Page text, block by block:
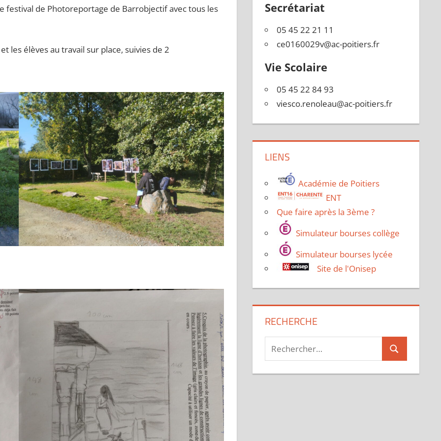
festival de Photoreportage de Barrobjectif avec tous les
les élèves au travail sur place, suivies de 2
Secrétariat
05 45 22 21 11
ce0160029v@ac-poitiers.fr
Vie Scolaire
05 45 22 84 93
viesco.renoleau@ac-poitiers.fr
LIENS
Académie de Poitiers
ENT
Que faire après la 3ème ?
Simulateur bourses collège
Simulateur bourses lycée
Site de l'Onisep
RECHERCHE
Recherche
pour :
Rechercher